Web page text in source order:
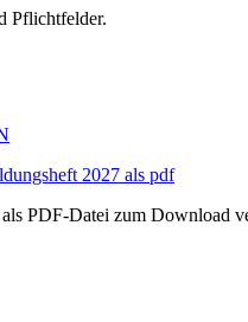
Pflichtfelder.
PDF-Datei zum Download